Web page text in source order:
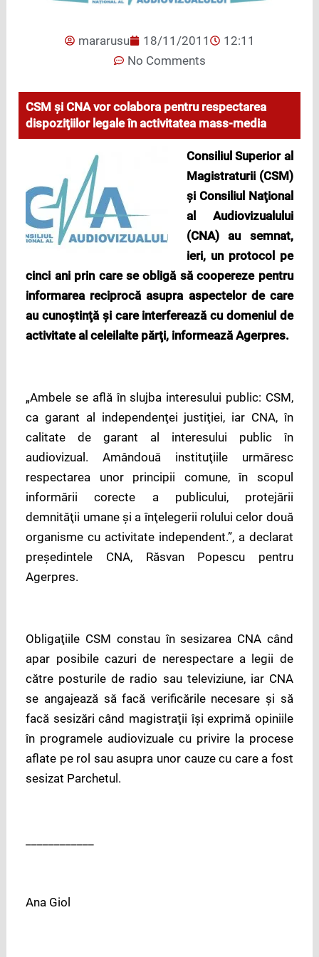
mararusu 18/11/2011
12:11
No Comments
CSM şi CNA vor colabora pentru respectarea
dispoziţiilor legale în activitatea mass-media
Consiliul Superior al
Magistraturii (CSM)
şi Consiliul Naţional
al Audiovizualului
(CNA) au semnat,
ieri, un protocol pe
cinci ani prin care se obligă să coopereze pentru
informarea reciprocă asupra aspectelor de care
au cunoştinţă şi care interferează cu domeniul de
activitate al celeilalte părţi, informează Agerpres.
„Ambele se află în slujba interesului public: CSM,
ca garant al independenţei justiţiei, iar CNA, în
calitate de garant al interesului public în
audiovizual. Amândouă instituţiile urmăresc
respectarea unor principii comune, în scopul
informării corecte a publicului, protejării
demnităţii umane şi a înţelegerii rolului celor două
organisme cu activitate independent.”, a declarat
președintele CNA, Răsvan Popescu pentru
Agerpres.
Obligaţiile CSM constau în sesizarea CNA când
apar posibile cazuri de nerespectare a legii de
către posturile de radio sau televiziune, iar CNA
se angajează să facă verificările necesare şi să
facă sesizări când magistraţii îşi exprimă opiniile
în programele audiovizuale cu privire la procese
aflate pe rol sau asupra unor cauze cu care a fost
sesizat Parchetul.
Ana Giol